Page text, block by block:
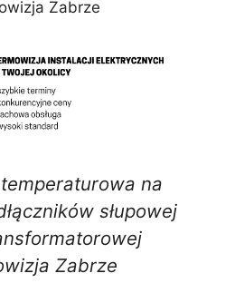
Zabrze
na
słupowej
Zabrze